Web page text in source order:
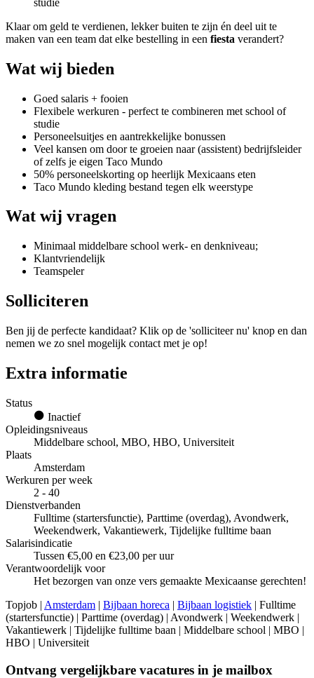
Klaar om geld te verdienen, lekker buiten te zijn én deel uit te
maken van een team dat elke bestelling in een fiesta verandert?
Wat wij bieden
Goed salaris + fooien
Flexibele werkuren - perfect te combineren met school of
studie
Personeelsuitjes en aantrekkelijke bonussen
Veel kansen om door te groeien naar (assistent) bedrijfsleider
of zelfs je eigen Taco Mundo
50% personeelskorting op heerlijk Mexicaans eten
Taco Mundo kleding bestand tegen elk weerstype
Wat wij vragen
Minimaal middelbare school werk- en denkniveau;
Klantvriendelijk
Teamspeler
Solliciteren
Ben jij de perfecte kandidaat? Klik op de 'solliciteer nu' knop en dan
nemen we zo snel mogelijk contact met je op!
Extra informatie
Status
Inactief
Opleidingsniveaus
Middelbare school, MBO, HBO, Universiteit
Plaats
Amsterdam
Werkuren per week
2 - 40
Dienstverbanden
Fulltime (startersfunctie), Parttime (overdag), Avondwerk,
Weekendwerk, Vakantiewerk, Tijdelijke fulltime baan
Salarisindicatie
Tussen €5,00 en €23,00 per uur
Verantwoordelijk voor
Het bezorgen van onze vers gemaakte Mexicaanse gerechten!
Topjob | Amsterdam | Bijbaan horeca | Bijbaan logistiek | Fulltime
(startersfunctie) | Parttime (overdag) | Avondwerk | Weekendwerk |
Vakantiewerk | Tijdelijke fulltime baan | Middelbare school | MBO |
HBO | Universiteit
Ontvang vergelijkbare vacatures in je mailbox